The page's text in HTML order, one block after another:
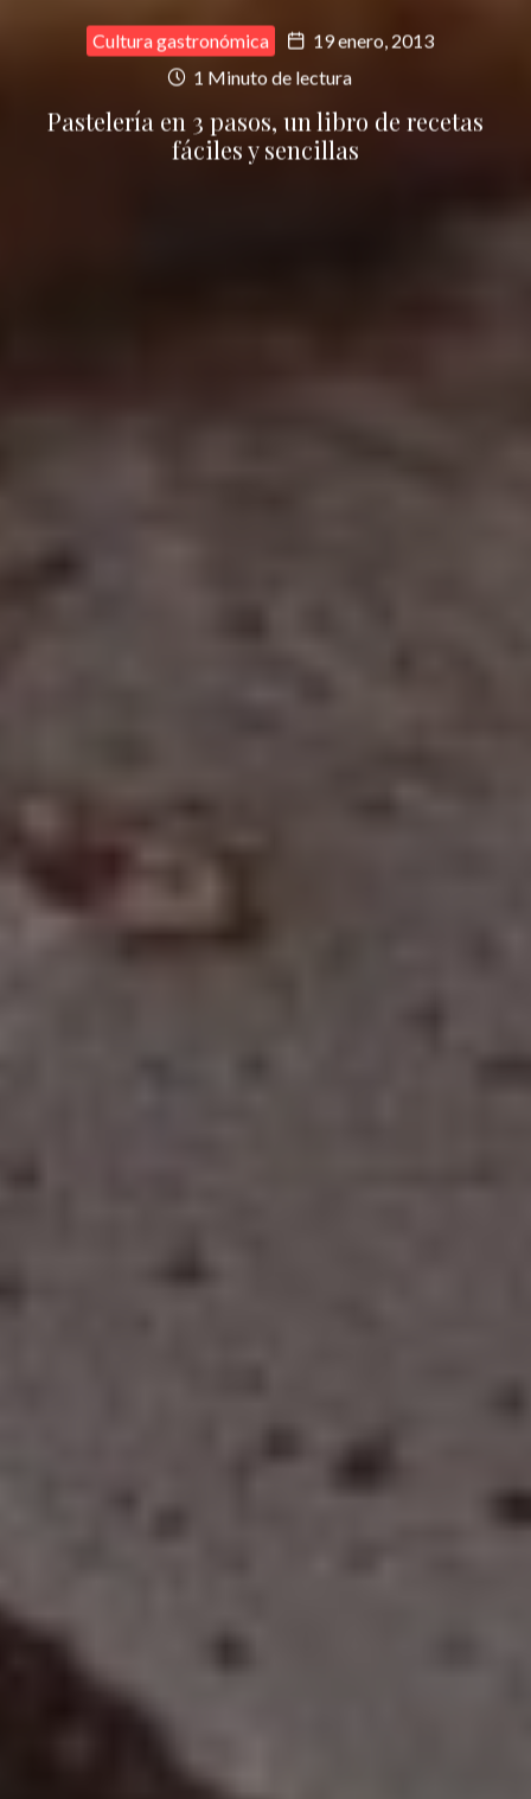
Cultura gastronómica
19 enero, 2013
1 Minuto de lectura
Pastelería en 3 pasos, un libro de recetas
fáciles y sencillas